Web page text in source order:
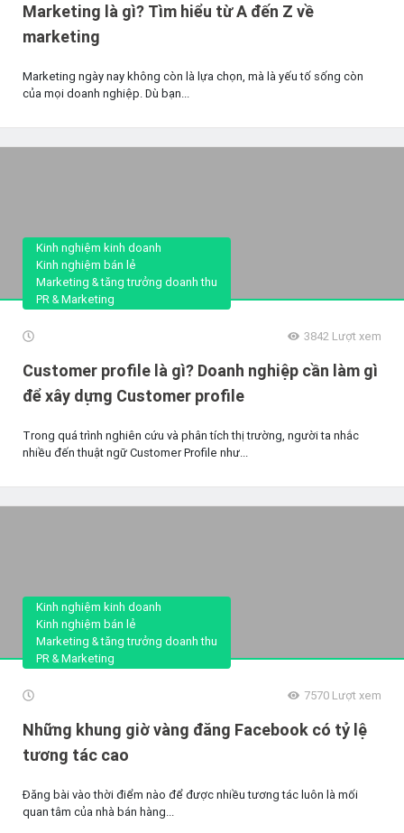
Marketing là gì? Tìm hiểu từ A đến Z về
marketing
Marketing ngày nay không còn là lựa chọn, mà là yếu tố sống còn
của mọi doanh nghiệp. Dù bạn...
Kinh nghiệm kinh doanh
Kinh nghiệm bán lẻ
Marketing & tăng trưởng doanh thu
PR & Marketing
3842 Lượt xem
Customer profile là gì? Doanh nghiệp cần làm gì
để xây dựng Customer profile
Trong quá trình nghiên cứu và phân tích thị trường, người ta nhắc
nhiều đến thuật ngữ Customer Profile như...
Kinh nghiệm kinh doanh
Kinh nghiệm bán lẻ
Marketing & tăng trưởng doanh thu
PR & Marketing
7570 Lượt xem
Những khung giờ vàng đăng Facebook có tỷ lệ
tương tác cao
Đăng bài vào thời điểm nào để được nhiều tương tác luôn là mối
quan tâm của nhà bán hàng...